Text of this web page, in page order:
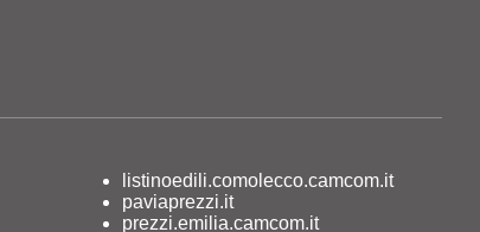
listinoedili.comolecco.camcom.it
paviaprezzi.it
prezzi.emilia.camcom.it